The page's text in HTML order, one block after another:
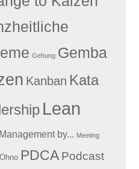
Gehung Gemba
Kanban Kata
Lean
Management by... Meeting
Ohno PDCA Podcast